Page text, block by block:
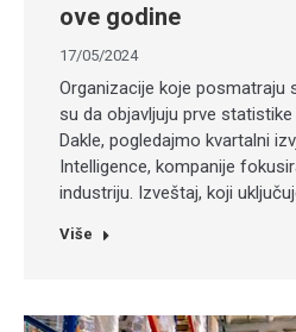
ove godine
17/05/2024
Organizacije koje posmatraju
su da objavljuju prve
Dakle, pogledajmo kvartalni
Intelligence, kompanije
industriju. Izveštaj, koji
Više